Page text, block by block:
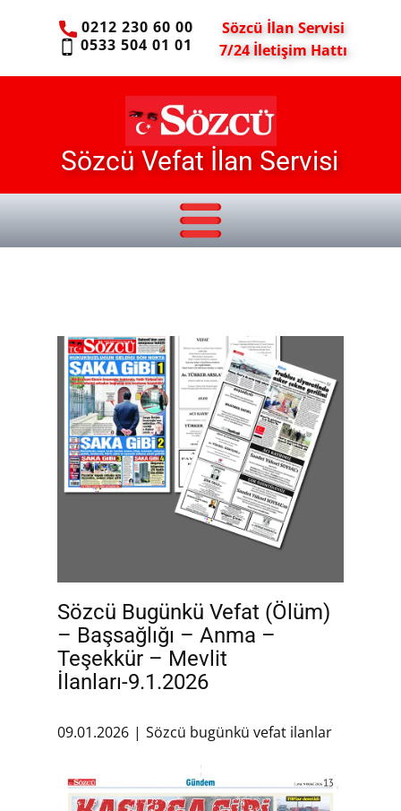
0212 230 60 00
0533 504 01 01
Sözcü İlan Servisi
7/24 İletişim Hattı
Sözcü Vefat İlan Servisi
Sözcü Bugünkü Vefat (Ölüm)
– Başsağlığı – Anma –
Teşekkür – Mevlit
İlanları-9.1.2026
09.01.2026 Sözcü bugünkü vefat ilanlar